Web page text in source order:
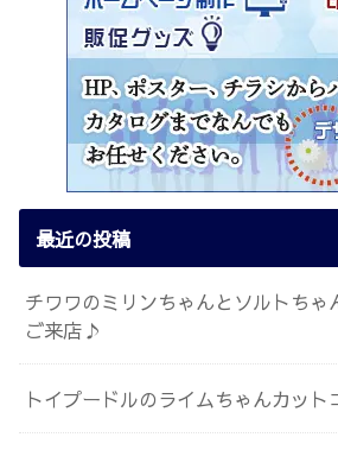
最近の投稿
チワワのミリンちゃんとソルトちゃ
ご来店♪
トイプードルのライムちゃんカッ